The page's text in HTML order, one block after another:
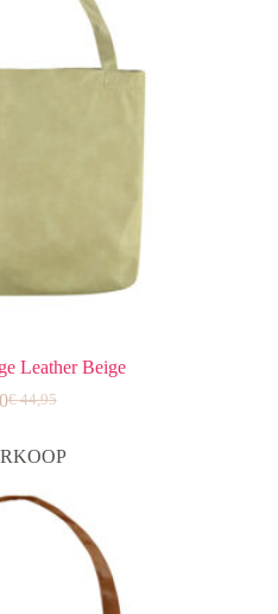
Leather Beige
€44,95
Oorspronkelijke
was:
Huidige
is: